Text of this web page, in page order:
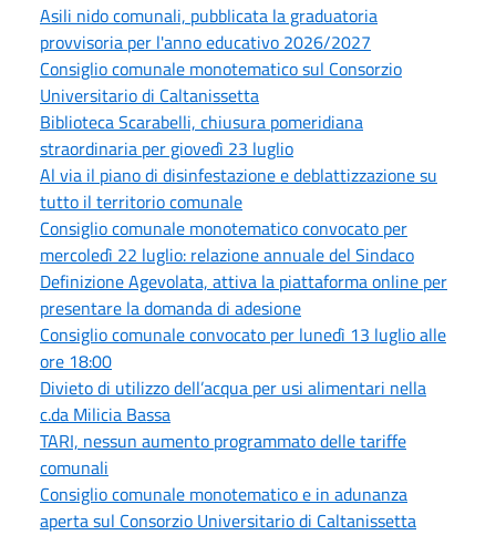
Asili nido comunali, pubblicata la graduatoria
provvisoria per l'anno educativo 2026/2027
Consiglio comunale monotematico sul Consorzio
Universitario di Caltanissetta
Biblioteca Scarabelli, chiusura pomeridiana
straordinaria per giovedì 23 luglio
Al via il piano di disinfestazione e deblattizzazione su
tutto il territorio comunale
Consiglio comunale monotematico convocato per
mercoledì 22 luglio: relazione annuale del Sindaco
Definizione Agevolata, attiva la piattaforma online per
presentare la domanda di adesione
Consiglio comunale convocato per lunedì 13 luglio alle
ore 18:00
Divieto di utilizzo dell’acqua per usi alimentari nella
c.da Milicia Bassa
TARI, nessun aumento programmato delle tariffe
comunali
Consiglio comunale monotematico e in adunanza
aperta sul Consorzio Universitario di Caltanissetta